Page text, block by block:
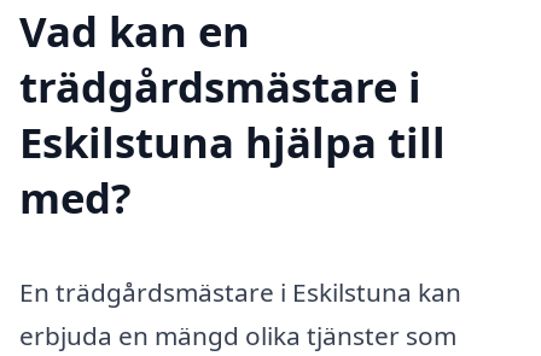
Vad kan en
trädgårdsmästare i
Eskilstuna hjälpa till
med?
En trädgårdsmästare i Eskilstuna kan
erbjuda en mängd olika tjänster som